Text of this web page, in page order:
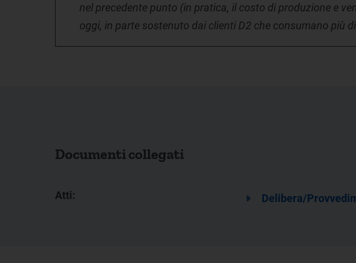
nel precedente punto (in pratica, il costo di produzione e
oggi, in parte sostenuto dai clienti D2 che consumano più
Documenti collegati
Atti: Delibera/